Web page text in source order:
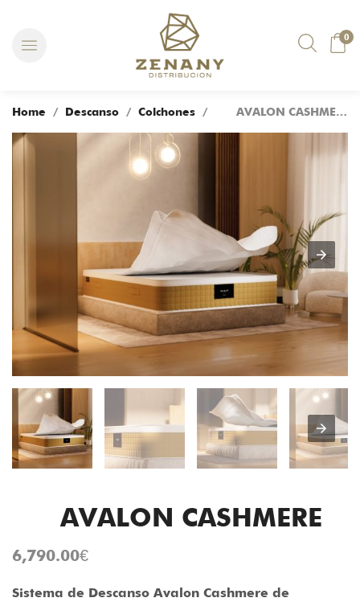
0
Home / Descanso / Colchones / AVALON CASHMERE
AVALON CASHMERE
6,790.00€
Sistema de Descanso Avalon Cashmere de